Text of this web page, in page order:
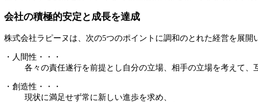
会社の積極的安定と成長を達成
株式会社ラピーヌは、次の5つのポイントに調和のとれた経営を展開
・人間性 ・・・
各々の責任遂行を前提とし自分の立場、相手の立場を考えて
・創造性 ・・・
現状に満足せず常に新しい進歩を求め、